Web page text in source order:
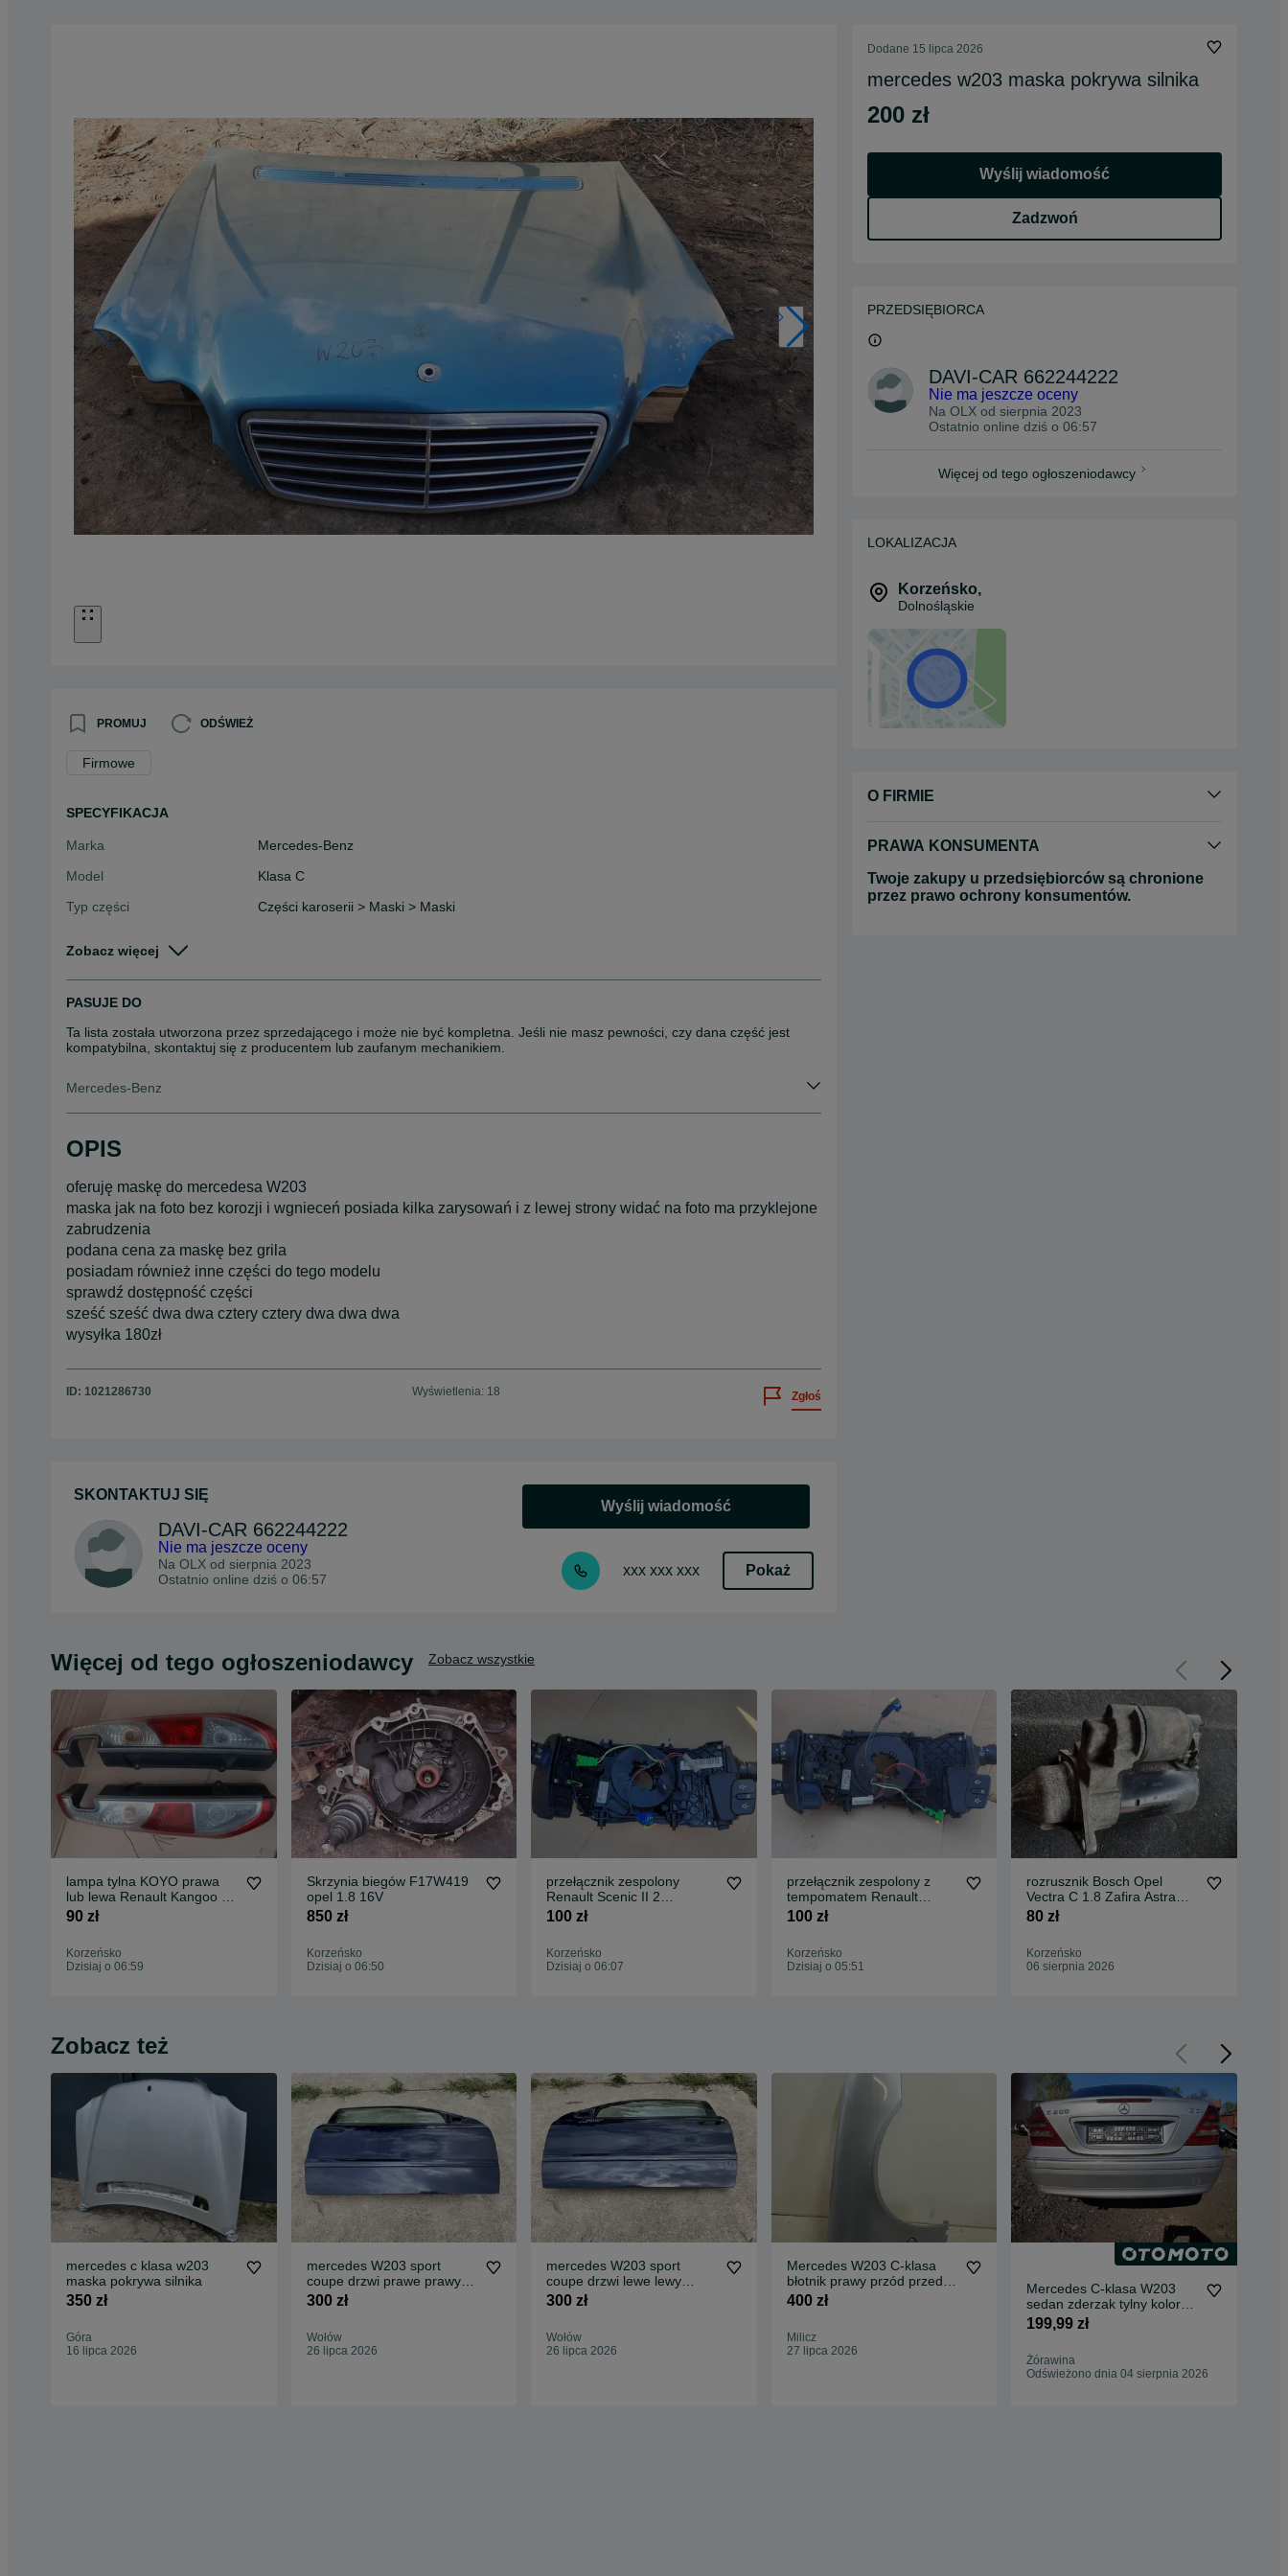
PROMUJ ODŚWIEŻ
Firmowe
SPECYFIKACJA
Marka
Mercedes-Benz
Model
Klasa C
Typ części
Części karoserii > Maski > Maski
Zobacz więcej
PASUJE DO
Ta lista została utworzona przez sprzedającego i może nie być kompletna. Jeśli nie masz pewności, czy dana część jest
kompatybilna, skontaktuj się z producentem lub zaufanym mechanikiem.
Mercedes-Benz
OPIS
oferuję maskę do mercedesa W203
maska jak na foto bez korozji i wgnieceń posiada kilka zarysowań i z lewej strony widać na foto ma przyklejone
zabrudzenia
podana cena za maskę bez grila
posiadam również inne części do tego modelu
sprawdź dostępność części
sześć sześć dwa dwa cztery cztery dwa dwa dwa
wysyłka 180zł
ID: 1021286730 Wyświetlenia: 18 Zgłoś
SKONTAKTUJ SIĘ
DAVI-CAR 662244222
Nie ma jeszcze oceny
Na OLX od sierpnia 2023
Ostatnio online dziś o 06:57
Wyślij wiadomość
xxx xxx xxx Pokaż
Dodane 15 lipca 2026
mercedes w203 maska pokrywa silnika
200 zł
Wyślij wiadomość
Zadzwoń
PRZEDSIĘBIORCA
DAVI-CAR 662244222
Nie ma jeszcze oceny
Na OLX od sierpnia 2023
Ostatnio online dziś o 06:57
Więcej od tego ogłoszeniodawcy
LOKALIZACJA
Korzeńsko,
Dolnośląskie
O FIRMIE
PRAWA KONSUMENTA
Twoje zakupy u przedsiębiorców są chronione
przez prawo ochrony konsumentów.
Więcej od tego ogłoszeniodawcy Zobacz wszystkie
lampa tylna KOYO prawa
lub lewa Renault Kangoo II
08-13r
90 zł
Korzeńsko
Dzisiaj o 06:59
Skrzynia biegów F17W419
opel 1.8 16V
850 zł
Korzeńsko
Dzisiaj o 06:50
przełącznik zespolony
Renault Scenic II 2
61880051
100 zł
Korzeńsko
Dzisiaj o 06:07
przełącznik zespolony z
tempomatem Renault
Scenic II 2 61880052
100 zł
Korzeńsko
Dzisiaj o 05:51
rozrusznik Bosch Opel
Vectra C 1.8 Zafira Astra
1.6 Meriva
80 zł
Korzeńsko
06 sierpnia 2026
Zobacz też
mercedes c klasa w203
maska pokrywa silnika
350 zł
Góra
16 lipca 2026
mercedes W203 sport
coupe drzwi prawe prawy
przod
300 zł
Wołów
26 lipca 2026
mercedes W203 sport
coupe drzwi lewe lewy
przód
300 zł
Wołów
26 lipca 2026
Mercedes W203 C-klasa
błotnik prawy przód przedni
kolor C724 oryginał
400 zł
Milicz
27 lipca 2026
Mercedes C-klasa W203
sedan zderzak tylny kolor
744
199,99 zł
Żórawina
Odświeżono dnia 04 sierpnia 2026